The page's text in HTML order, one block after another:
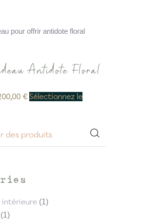
Antidote Floral
€ Sélectionnez le
(1)
(1)